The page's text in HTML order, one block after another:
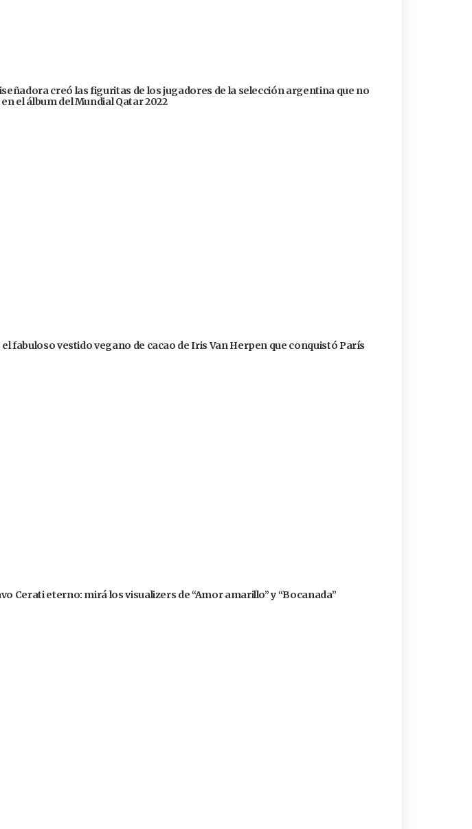
creó las figuritas de los jugadores de la selección argentina que no
el álbum del Mundial Qatar 2022
el fabuloso vestido vegano de cacao de Iris Van Herpen que conquistó París
Cerati eterno: mirá los visualizers de “Amor amarillo” y “Bocanada”